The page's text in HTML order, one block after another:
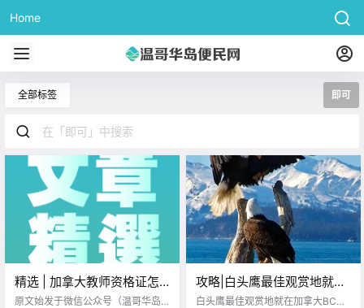
Home
全部标签 即可
精选 | 加拿大教师资格证怎
么考？在家办公抵税即可退
原文始发于微信公众号（温哥华岛
攻略|白头鹰最佳观赏地就在
加拿大BC省！摄影达人们准
白头鹰最佳观赏地就在加拿大BC